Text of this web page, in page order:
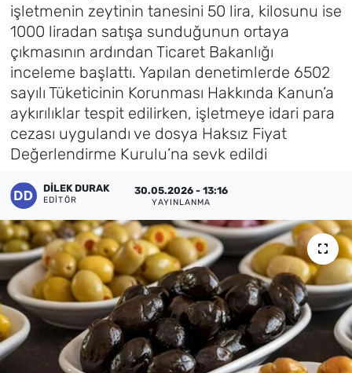
işletmenin zeytinin tanesini 50 lira, kilosunu ise
1000 liradan satışa sunduğunun ortaya
çıkmasının ardından Ticaret Bakanlığı
inceleme başlattı. Yapılan denetimlerde 6502
sayılı Tüketicinin Korunması Hakkında Kanun’a
aykırılıklar tespit edilirken, işletmeye idari para
cezası uygulandı ve dosya Haksız Fiyat
Değerlendirme Kurulu’na sevk edildi
DILEK DURAK
EDITÖR
30.05.2026 - 13:16
YAYINLANMA
Künye
İletişim